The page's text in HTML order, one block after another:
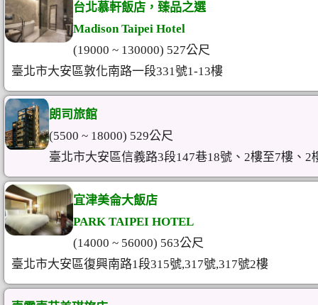
台北慕軒飯店，臻品之選
Madison Taipei Hotel
(19000 ~ 130000) 527公尺
臺北市大安區敦化南路一段331號1-13樓
朗司旅館
(5500 ~ 18000) 529公尺
臺北市大安區信義路3段147巷18號、2樓至7樓、2
宜津美侖大飯店
PARK TAIPEI HOTEL
(14000 ~ 56000) 563公尺
臺北市大安區復興南路1段315號,317號,317號2樓